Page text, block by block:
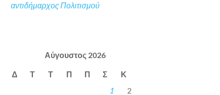
αντιδήμαρχος Πολιτισμού
Αύγουστος 2026
Δ Τ Τ Π Π Σ Κ
1
2